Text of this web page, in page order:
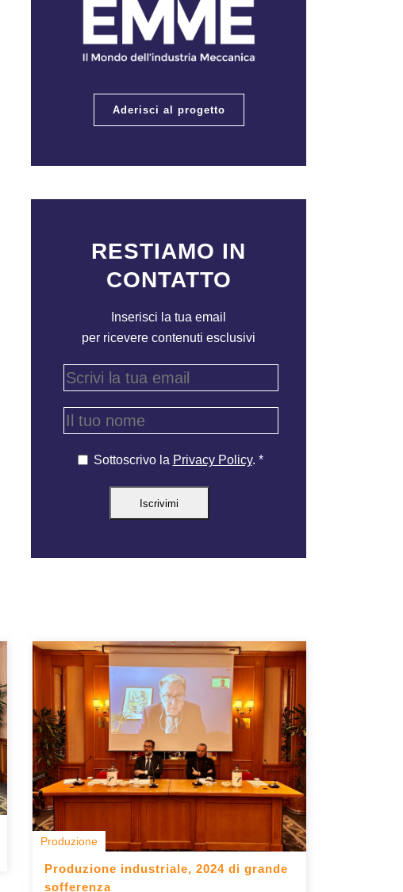
Aderisci al progetto
RESTIAMO IN
CONTATTO
Inserisci la tua email
per ricevere contenuti esclusivi
Sottoscrivo la Privacy Policy. *
Produzione
Produzione industriale, 2024 di grande
sofferenza